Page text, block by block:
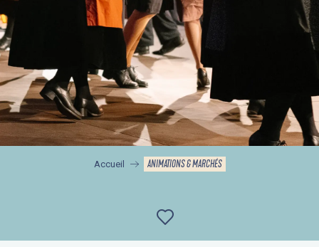
Accueil ANIMATIONS & MARCHÉS
Ajouter aux